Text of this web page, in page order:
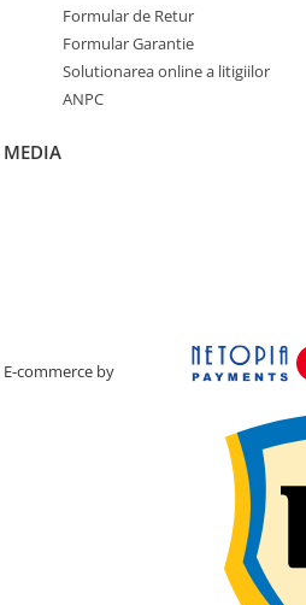
Formular de Retur
Formular Garantie
Solutionarea online a litigiilor
ANPC
MEDIA
commerce by